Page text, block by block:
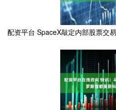
配资平台 SpaceX敲定内部股票交